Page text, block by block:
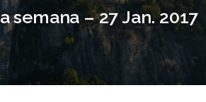
semana – 27 Jan. 2017